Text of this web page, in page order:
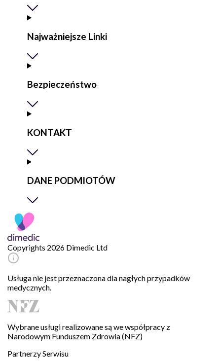
Najważniejsze Linki
Bezpieczeństwo
KONTAKT
DANE PODMIOTÓW
Copyrights 2026 Dimedic Ltd
Usługa nie jest przeznaczona dla nagłych przypadków
medycznych.
Wybrane usługi realizowane są we współpracy z
Narodowym Funduszem Zdrowia (NFZ)
Partnerzy Serwisu